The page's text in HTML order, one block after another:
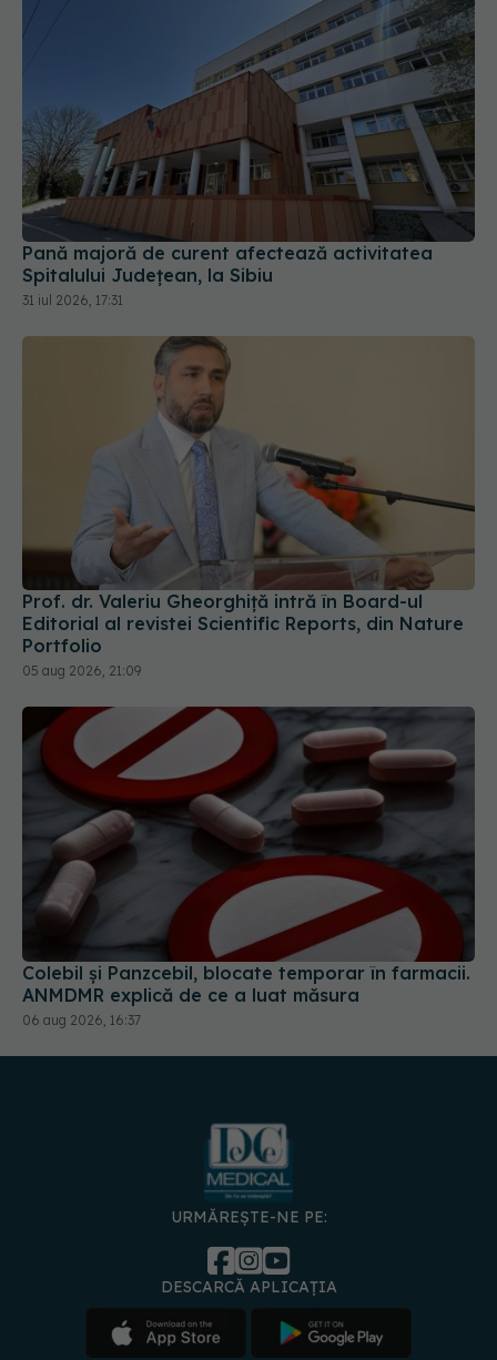
Pană majoră de curent afectează activitatea
Spitalului Județean, la Sibiu
31 iul 2026, 17:31
Prof. dr. Valeriu Gheorghiță intră în Board-ul
Editorial al revistei Scientific Reports, din Nature
Portfolio
05 aug 2026, 21:09
Colebil și Panzcebil, blocate temporar în farmacii.
ANMDMR explică de ce a luat măsura
06 aug 2026, 16:37
URMĂREȘTE-NE PE:
DESCARCĂ APLICAȚIA